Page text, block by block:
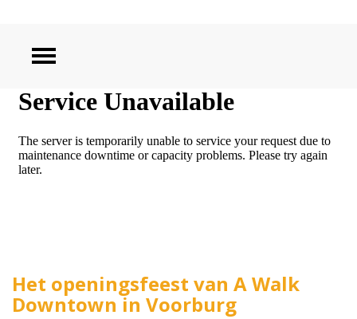
ZOEKEN
Het openingsfeest van A Walk
Downtown in Voorburg